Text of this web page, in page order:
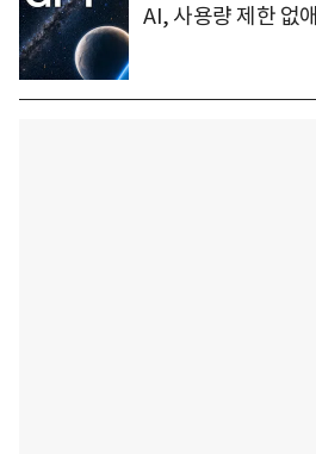
AI, 사용량 제한 없애